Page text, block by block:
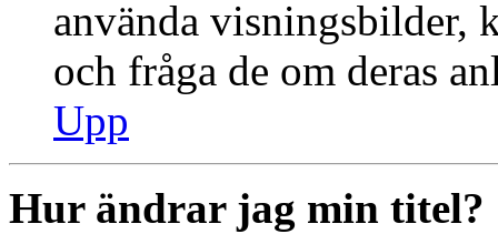
använda visningsbilder,
och fråga de om deras
Upp
Hur ändrar jag min titel?